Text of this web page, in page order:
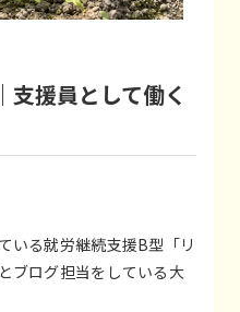
支援員として働く
いる就労継続支援B型「リ
ブログ担当をしている大